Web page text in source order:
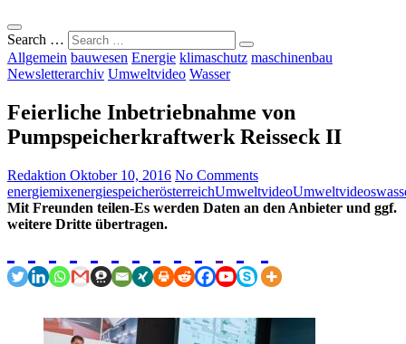
Search …
Allgemein bauwesen Energie klimaschutz maschinenbau
Newsletterarchiv Umweltvideo Wasser
Feierliche Inbetriebnahme von
Pumpspeicherkraftwerk Reisseck II
Redaktion Oktober 10, 2016 No Comments
energiemixenergiespeicherösterreichUmweltvideoUmweltvideos
Mit Freunden teilen-Es werden Daten an den Anbieter und ggf.
weitere Dritte übertragen.